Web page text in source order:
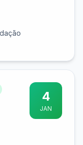
4
JAN